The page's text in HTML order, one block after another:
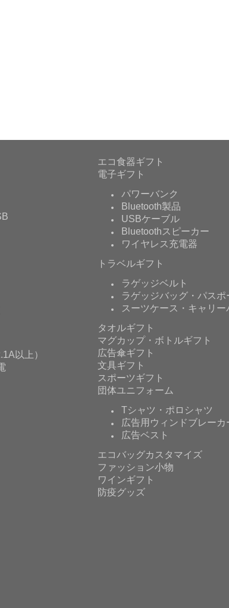
以上）
エコ食器ギフト
電子ギフト
パワーバンク
Bluetooth製品
USBケーブル
Bluetoothスピーカー
ワイヤレス充電器
トラベルギフト
ラゲッジベルト
ラゲッジバッグ・パスポ
スーツケース・キャリー
タオルギフト
マグカップ・ボトルギフト
広告傘ギフト
文具ギフト
スポーツギフト
団体ユニフォーム
Tシャツ・ポロシャツ
広告用ウィンドブレーカ
広告ベスト
エコバッグカスタマイズ
ファッション小物
ワインギフト
防疫グッズ